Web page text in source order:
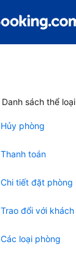
Danh sách thể loại
Hủy phòng
Thanh toán
Chi tiết đặt phòng
Trao đổi với khách
Các loại phòng